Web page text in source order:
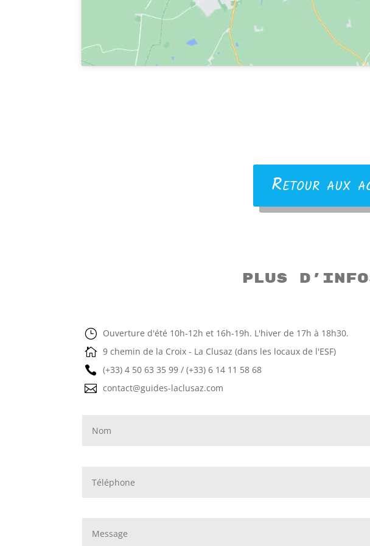
Retour aux
Plus
} Ouverture d'été 10h-12h et 16h-19h. L'hiver de 17h à 18h30.
 9 chemin de la Croix - La Clusaz (dans les locaux de l'ESF)
 (+33) 4 50 63 35 99 / (+33) 6 14 11 58 68
 contact@guides-laclusaz.com